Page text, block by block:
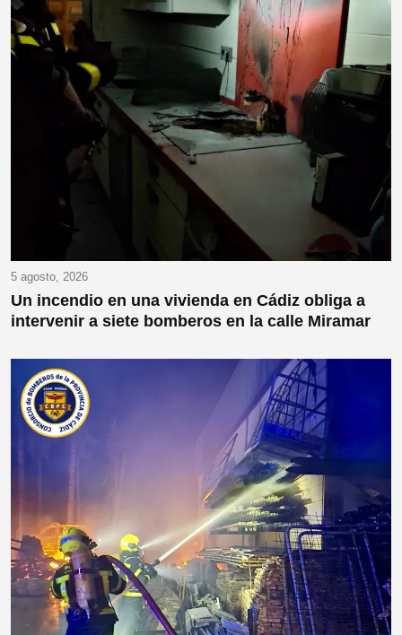
5 agosto, 2026
Un incendio en una vivienda en Cádiz obliga a
intervenir a siete bomberos en la calle Miramar